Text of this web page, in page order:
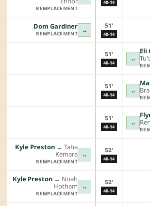
REMPLACEMENT
40-14
↔
Dom Gardiner
REMPLACEMENT
51'
40-14
51'
40-14
↔
Eli
51'
40-14
↔
51'
40-14
↔
↔
Kyle Preston →︎ Taha
Kemara
REMPLACEMENT
52'
40-14
↔
Kyle Preston →︎ Noah
Hotham
REMPLACEMENT
52'
40-14